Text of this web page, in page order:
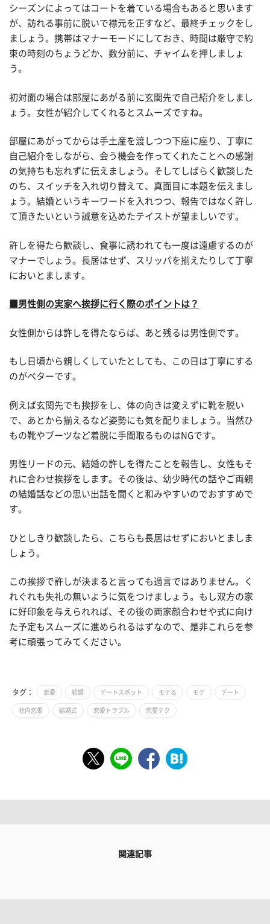
シーズンによってはコートを着ている場合もあると思います
が、訪れる事前に脱いで襟元を正すなど、最終チェックをし
ましょう。携帯はマナーモードにしておき、時間は厳守で約
束の時刻のちょうどか、数分前に、チャイムを押しましょ
う。
初対面の場合は部屋にあがる前に玄関先で自己紹介をしまし
ょう。女性が紹介してくれるとスムーズですね。
部屋にあがってからは手土産を渡しつつ下座に座り、丁寧に
自己紹介をしながら、会う機会を作ってくれたことへの感謝
の気持ちも忘れずに伝えましょう。そしてしばらく歓談した
のち、スイッチを入れ切り替えて、真面目に本題を伝えまし
ょう。結婚というキーワードを入れつつ、報告ではなく許し
て頂きたいという誠意を込めたテイストが望ましいです。
許しを得たら歓談し、食事に誘われても一度は遠慮するのが
マナーでしょう。長居はせず、スリッパを揃えたりして丁寧
においとまします。
■男性側の実家へ挨拶に行く際のポイントは？
女性側からは許しを得たならば、あと残るは男性側です。
もし日頃から親しくしていたとしても、この日は丁寧にする
のがベターです。
例えば玄関先でも挨拶をし、体の向きは変えずに靴を脱い
で、あとから揃えるなど姿勢にも気を配りましょう。当然ひ
もの靴やブーツなど着脱に手間取るものはNGです。
男性リードの元、結婚の許しを得たことを報告し、女性もそ
れに合わせ挨拶をします。その後は、幼少時代の話やご両親
の結婚話などの思い出話を聞くと和みやすいのでおすすめで
す。
ひとしきり歓談したら、こちらも長居はせずにおいとましま
しょう。
この挨拶で許しが決まると言っても過言ではありません。く
れぐれも失礼の無いように気をつけましょう。もし双方の家
に好印象を与えられれば、その後の両家顔合わせや式に向け
た予定もスムーズに進められるはずなので、是非これらを参
考に頑張ってみてください。
タグ： 恋愛 結婚 デートスポット モテる モテ デート
社内恋愛 結婚式 恋愛トラブル 恋愛テク
関連記事